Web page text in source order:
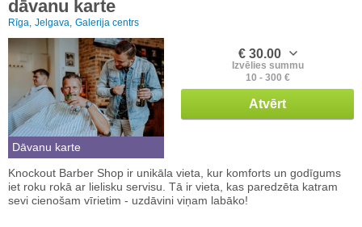
dāvanu karte
Rīga, Jelgava, Galerija centrs
Dāvanu karte
€ 30.00
Izvēlies summu
10 - 300 €
Atvērt
Knockout Barber Shop ir unikāla vieta, kur komforts un godīgums
iet roku rokā ar lielisku servisu. Tā ir vieta, kas paredzēta katram
sevi cienošam vīrietim - uzdāvini viņam labāko!